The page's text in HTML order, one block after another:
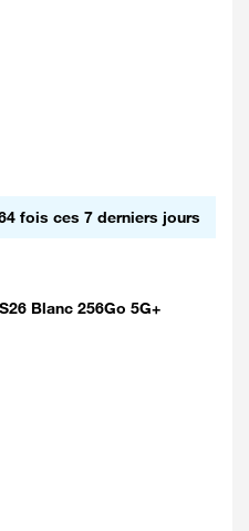
fois ces 7 derniers jours
Blanc 256Go 5G+